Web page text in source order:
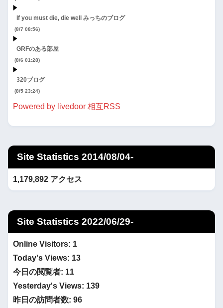
If you must die, die well みっちのブログ
(8/7 08:56)
GRFのある部屋
(8/6 01:28)
320ブログ
(8/5 23:24)
Powered by livedoor 相互RSS
Site Statistics 2014/08/04-
1,179,892 アクセス
Site Statistics 2022/06/29-
Online Visitors: 1
Today's Views: 13
今日の閲覧者: 11
Yesterday's Views: 139
昨日の訪問者数: 96